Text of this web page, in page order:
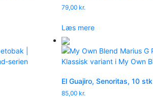
79,00 kr.
Læs mere
El Guajiro, Senoritas, 10 stk
85,00 kr.